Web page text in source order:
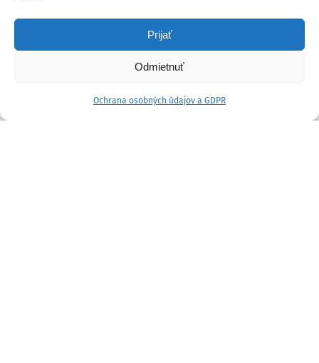
Prijať
Odmietnuť
Ochrana osobných údajov a GDPR